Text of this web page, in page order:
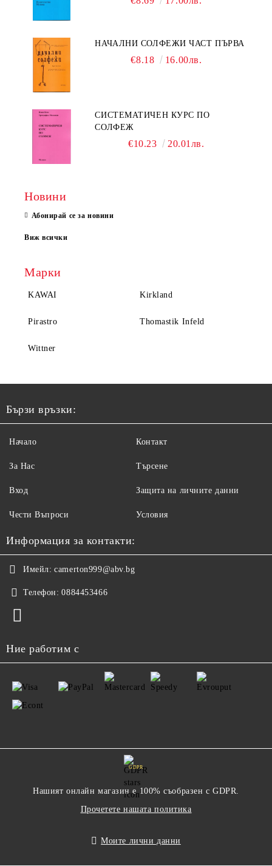
НАЧАЛНИ СОЛФЕЖИ ЧАСТ ПЪРВА
€8.18 16.00лв.
СИСТЕМАТИЧЕН КУРС ПО
СОЛФЕЖ
€10.23 20.01лв.
Новини
Абонирай се за новини
Виж всички
Марки
KAWAI Kirkland
Pirastro Thomastik Infeld
Wittner
Бързи връзки:
Начало
За Нас
Вход
Чести Въпроси
Контакт
Търсене
Защита на личните данни
Условия
Информация за контакти:
Имейл: camerton999@abv.bg
Телефон: 0884453466
Ние работим с
GDPR
Нашият онлайн магазин е 100% съобразен с GDPR.
Прочетете нашата политика
Моите лични данни